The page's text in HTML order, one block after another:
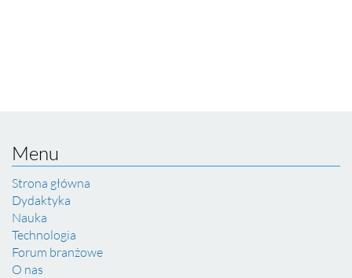
Menu
Strona główna
Dydaktyka
Nauka
Technologia
Forum branżowe
O nas